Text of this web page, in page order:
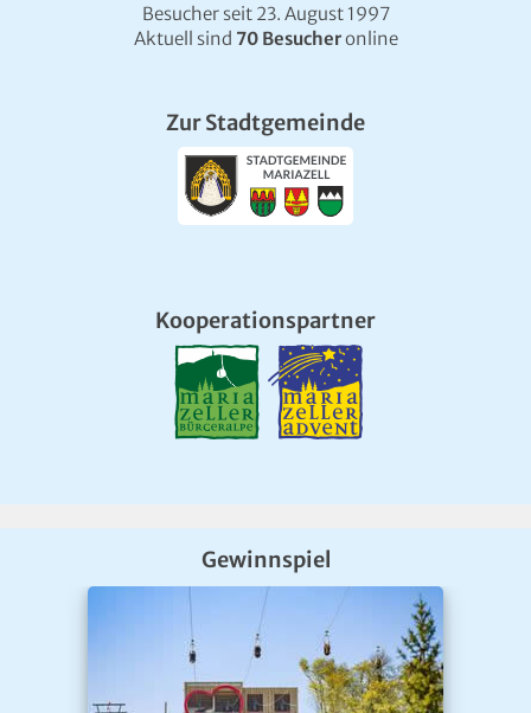
Besucher seit 23. August 1997
Aktuell sind 70 Besucheronline
Zur Stadtgemeinde
Kooperationspartner
Gewinnspiel